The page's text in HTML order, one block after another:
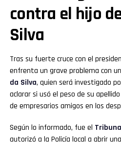
contra el hijo
Silva
Tras su fuerte cruce con el
enfrenta un grave problema con
da Silva, quien será investigado
aclarar si usó el peso de su
de empresarios amigos en los
Según lo informado, fue el
autorizó a la Policía local a abrir